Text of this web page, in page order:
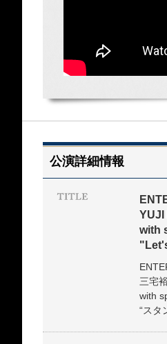
公演詳細情報
YUJI
with
三宅
with
“スタ